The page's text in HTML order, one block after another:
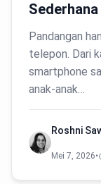
Pandangan
telepon. Dari
smartphone
anak-anak…
Roshni
Mei 7, 2026•